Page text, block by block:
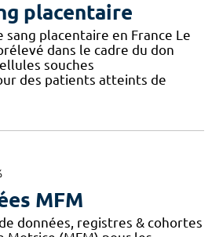
placentaire
sang placentaire en France Le
dans le cadre du don
souches
des patients atteints de
MFM
données, registres & cohortes